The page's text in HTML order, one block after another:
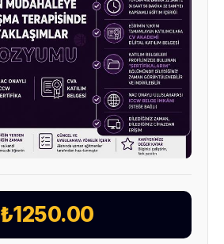
₺1250.00